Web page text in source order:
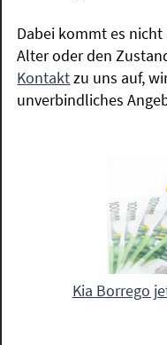
Dabei kommt es
Alter oder den
Kontaktzu uns auf,
unverbindliches
Kia Borrego